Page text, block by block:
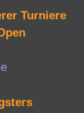
Turniere